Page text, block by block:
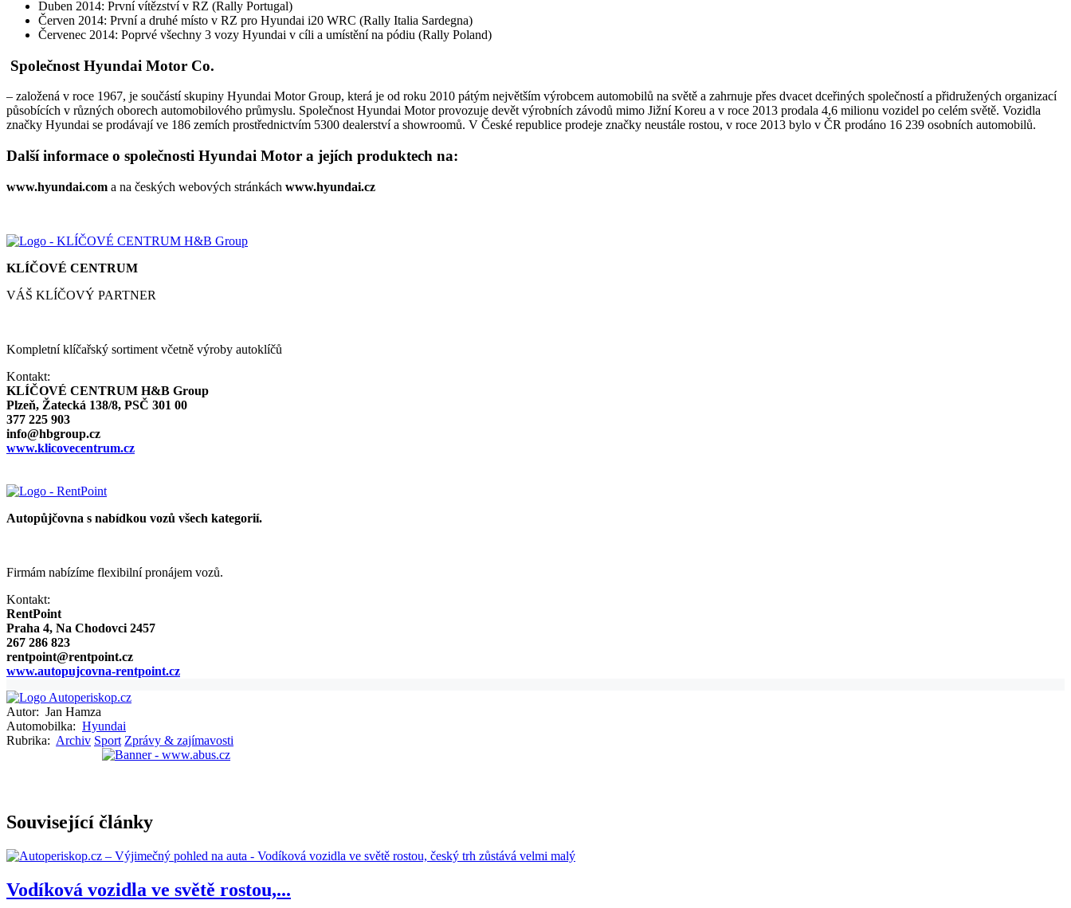
Duben 2014: První vítězství v RZ (Rally Portugal)
Červen 2014: První a druhé místo v RZ pro Hyundai i20 WRC (Rally Italia Sardegna)
Červenec 2014: Poprvé všechny 3 vozy Hyundai v cíli a umístění na pódiu (Rally Poland)
Společnost Hyundai Motor Co.
– založená v roce 1967, je součástí skupiny Hyundai Motor Group, která je od roku 2010 pátým největším výrobcem automobilů na světě a zahrnuje přes dvacet dceřiných společností a přidružených organizací
působících v různých oborech automobilového průmyslu. Společnost Hyundai Motor provozuje devět výrobních závodů mimo Jižní Koreu a v roce 2013 prodala 4,6 milionu vozidel po celém světě. Vozidla
značky Hyundai se prodávají ve 186 zemích prostřednictvím 5300 dealerství a showroomů. V České republice prodeje značky neustále rostou, v roce 2013 bylo v ČR prodáno 16 239 osobních automobilů.
Další informace o společnosti Hyundai Motor a jejích produktech na:
www.hyundai.com a na českých webových stránkách www.hyundai.cz
KLÍČOVÉ CENTRUM
VÁŠ KLÍČOVÝ PARTNER
Kompletní klíčařský sortiment včetně výroby autoklíčů
Kontakt:
KLÍČOVÉ CENTRUM H&B Group
Plzeň, Žatecká 138/8, PSČ 301 00
377 225 903
info@hbgroup.cz
www.klicovecentrum.cz
Autopůjčovna s nabídkou vozů všech kategorií.
Firmám nabízíme flexibilní pronájem vozů.
Kontakt:
RentPoint
Praha 4, Na Chodovci 2457
267 286 823
rentpoint@rentpoint.cz
www.autopujcovna-rentpoint.cz
Autor: Jan Hamza
Automobilka: Hyundai
Rubrika: Archiv Sport Zprávy & zajímavosti
Související články
Vodíková vozidla ve světě rostou,...